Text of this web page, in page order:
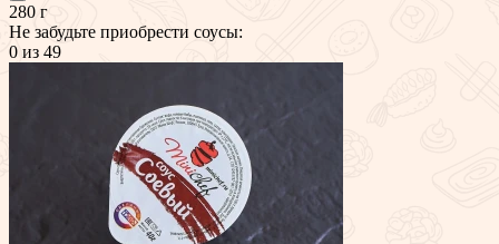
280 г
Не забудьте приобрести соусы:
0 из 49